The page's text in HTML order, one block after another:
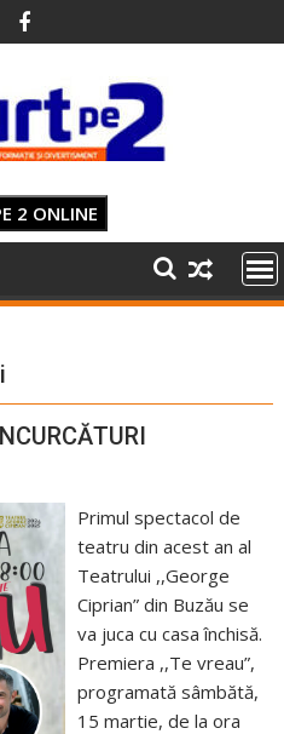
2 ONLINE
Primul spectacol de
teatru din acest an al
Teatrului ,,George
Ciprian” din Buzău se
va juca cu casa închisă.
Premiera ,,Te vreau”,
programată sâmbătă,
15 martie, de la ora